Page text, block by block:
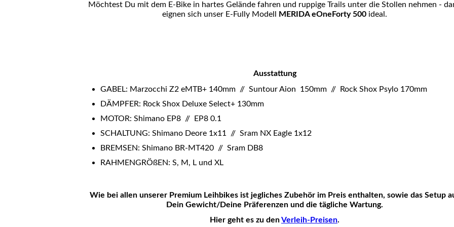
Möchtest Du mit dem E-Bike in hartes Gelände fahren und ruppige Trails unter die Stollen nehmen -
eignen sich unser E-Fully Modell
MERIDA eOneForty 500 ideal.
Ausstattung
GABEL: Marzocchi Z2 eMTB+ 140mm // Suntour Aion 150mm // Rock Shox Psylo 170mm
DÄMPFER: Rock Shox Deluxe Select+ 130mm
MOTOR: Shimano EP8 // EP8 0.1
SCHALTUNG: Shimano Deore 1x11 // Sram NX Eagle 1x12
BREMSEN: Shimano BR-MT420 // Sram DB8
RAHMENGRÖßEN: S, M, L und XL
Wie bei allen unserer Premium Leihbikes ist jegliches Zubehör im Preis enthalten, sowie das Setup
Dein Gewicht/Deine Präferenzen und die tägliche Wartung.
Hier geht es zu denVerleih-Preisen.